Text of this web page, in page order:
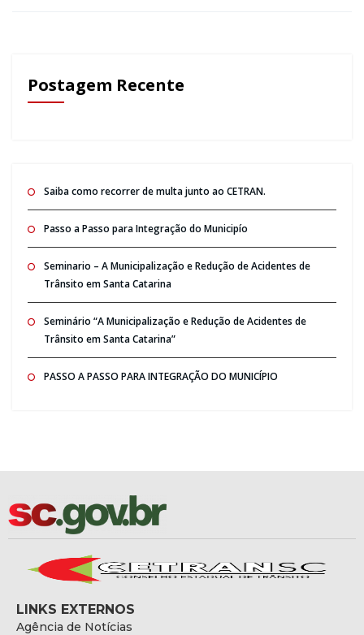
Postagem Recente
Saiba como recorrer de multa junto ao CETRAN.
Passo a Passo para Integração do Municipío
Seminario – A Municipalização e Redução de Acidentes de
Trânsito em Santa Catarina
Seminário “A Municipalização e Redução de Acidentes de
Trânsito em Santa Catarina”
PASSO A PASSO PARA INTEGRAÇÃO DO MUNICÍPIO
LINKS EXTERNOS
Agência de Notícias